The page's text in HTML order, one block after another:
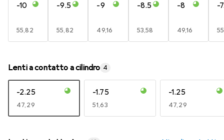
-10
EUR
55,82
-9.5
EUR
55,82
-9
EUR
49,16
-8.5
EUR
53,58
-8
EUR
49,16
-
Lenti a contatto a cilindro 4
-2.25
EUR
47,29
-1.75
EUR
51,63
-1.25
EUR
47,29